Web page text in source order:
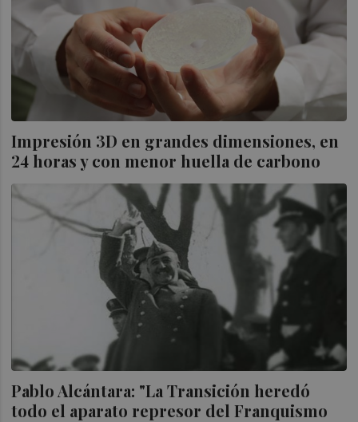
Impresión 3D en grandes dimensiones, en
24 horas y con menor huella de carbono
Pablo Alcántara: "La Transición heredó
todo el aparato represor del Franquismo